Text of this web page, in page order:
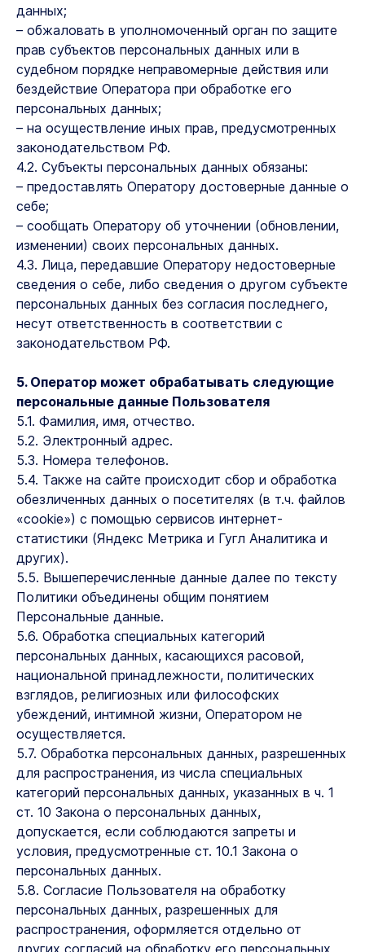
данных;
– обжаловать в уполномоченный орган по защите
прав субъектов персональных данных или в
судебном порядке неправомерные действия или
бездействие Оператора при обработке его
персональных данных;
– на осуществление иных прав, предусмотренных
законодательством РФ.
4.2. Субъекты персональных данных обязаны:
– предоставлять Оператору достоверные данные о
себе;
– сообщать Оператору об уточнении (обновлении,
изменении) своих персональных данных.
4.3. Лица, передавшие Оператору недостоверные
сведения о себе, либо сведения о другом субъекте
персональных данных без согласия последнего,
несут ответственность в соответствии с
законодательством РФ.
5. Оператор может обрабатывать следующие
персональные данные Пользователя
5.1. Фамилия, имя, отчество.
5.2. Электронный адрес.
5.3. Номера телефонов.
5.4. Также на сайте происходит сбор и обработка
обезличенных данных о посетителях (в т.ч. файлов
«cookie») с помощью сервисов интернет-
статистики (Яндекс Метрика и Гугл Аналитика и
других).
5.5. Вышеперечисленные данные далее по тексту
Политики объединены общим понятием
Персональные данные.
5.6. Обработка специальных категорий
персональных данных, касающихся расовой,
национальной принадлежности, политических
взглядов, религиозных или философских
убеждений, интимной жизни, Оператором не
осуществляется.
5.7. Обработка персональных данных, разрешенных
для распространения, из числа специальных
категорий персональных данных, указанных в ч. 1
ст. 10 Закона о персональных данных,
допускается, если соблюдаются запреты и
условия, предусмотренные ст. 10.1 Закона о
персональных данных.
5.8. Согласие Пользователя на обработку
персональных данных, разрешенных для
распространения, оформляется отдельно от
других согласий на обработку его персональных